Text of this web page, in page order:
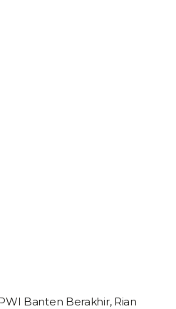
Banten Berakhir, Rian